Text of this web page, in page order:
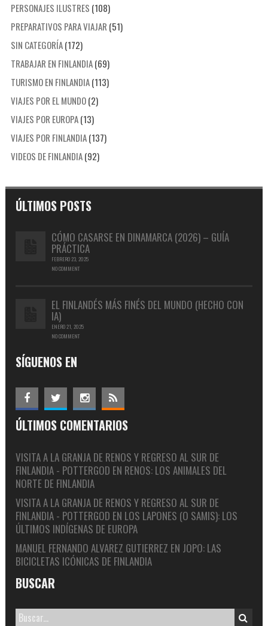
PERSONAJES ILUSTRES (108)
PREPARATIVOS PARA VIAJAR (51)
SIN CATEGORÍA(172)
TRABAJAR EN FINLANDIA(69)
TURISMO EN FINLANDIA(113)
VIAJES POR EL MUNDO(2)
VIAJES POR EUROPA(13)
VIAJES POR FINLANDIA(137)
VIDEOS DE FINLANDIA(92)
ÚLTIMOS POSTS
CÓMO CASARSE EN DINAMARCA (2026) – GUÍA
PRÁCTICA
FEBRERO 23, 2025
NO COMMENT
EL FINLANDÉS MÁS FINÉS DEL MUNDO (HECHO CON
IA)
ENERO 21, 2025
NO COMMENT
SÍGUENOS EN
ÚLTIMOS COMENTARIOS
VISITA A LA GRANJA DE RENOS Y REGRESO AL SUR DE
FINLANDIA - POTTERGOD EN RENOS: LOS ANIMALES DEL
NORTE DE FINLANDIA
VISITA A LA GRANJA DE RENOS Y REGRESO AL SUR DE
FINLANDIA - POTTERGOD EN LOS LAPONES (O SAMIS): LOS
ÚLTIMOS INDÍGENAS DE EUROPA
MANUEL FERNANDO ALVAREZ GUTIERREZ EN JOPO: LAS
BICICLETAS ICÓNICAS DE FINLANDIA
BUSCAR